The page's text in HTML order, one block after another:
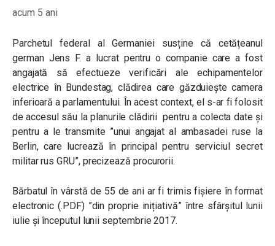
acum 5 ani
Parchetul federal al Germaniei susține că cetățeanul
german Jens F. a lucrat pentru o companie care a fost
angajată să efectueze verificări ale echipamentelor
electrice în Bundestag, clădirea care găzduiește camera
inferioară a parlamentului. În acest context, el s-ar fi folosit
de accesul său la planurile clădirii pentru a colecta date și
pentru a le transmite ”unui angajat al ambasadei ruse la
Berlin, care lucrează în principal pentru serviciul secret
militar rus GRU”, precizează procurorii.
Bărbatul în vârstă de 55 de ani ar fi trimis fișiere în format
electronic (.PDF) ”din proprie inițiativă” între sfârșitul lunii
iulie și începutul lunii septembrie 2017.